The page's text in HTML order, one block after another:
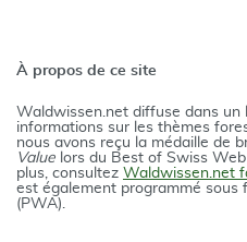
À propos de ce site
Waldwissen.net diffuse dans un
informations sur les thèmes
nous avons reçu la médaille de
Value lors du Best of Swiss
plus, consultez Waldwissen.net
est également programmé sous
(PWA).